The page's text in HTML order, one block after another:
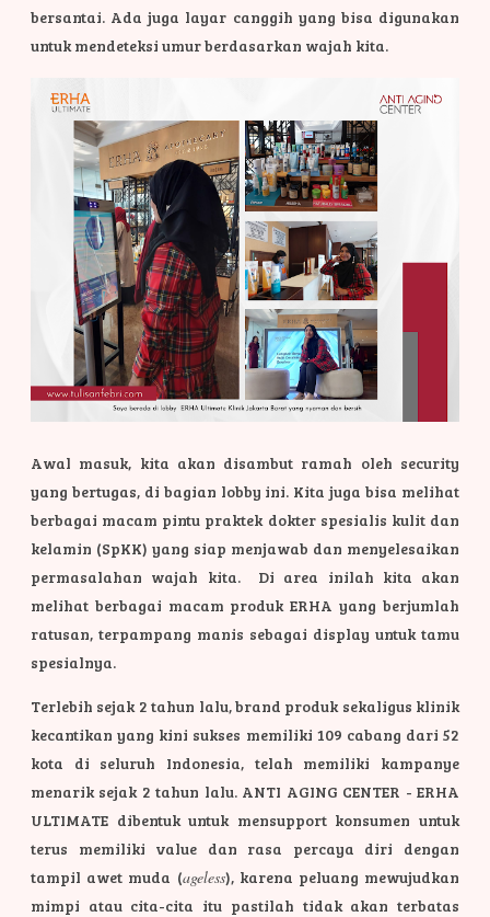
bersantai. Ada juga layar canggih yang bisa digunakan
untuk mendeteksi umur berdasarkan wajah kita.
Awal masuk, kita akan disambut ramah oleh security
yang bertugas, di bagian lobby ini. Kita juga bisa melihat
berbagai macam pintu praktek dokter spesialis kulit dan
kelamin (SpKK) yang siap menjawab dan menyelesaikan
permasalahan wajah kita. Di area inilah kita akan
melihat berbagai macam produk ERHA yang berjumlah
ratusan, terpampang manis sebagai display untuk tamu
spesialnya.
Terlebih sejak 2 tahun lalu, brand produk sekaligus klinik
kecantikan yang kini sukses memiliki 109 cabang dari 52
kota di seluruh Indonesia, telah memiliki kampanye
menarik sejak 2 tahun lalu. ANTI AGING CENTER - ERHA
ULTIMATE dibentuk untuk mensupport konsumen untuk
terus memiliki value dan rasa percaya diri dengan
tampil awet muda (ageless), karena peluang mewujudkan
mimpi atau cita-cita itu pastilah tidak akan terbatas